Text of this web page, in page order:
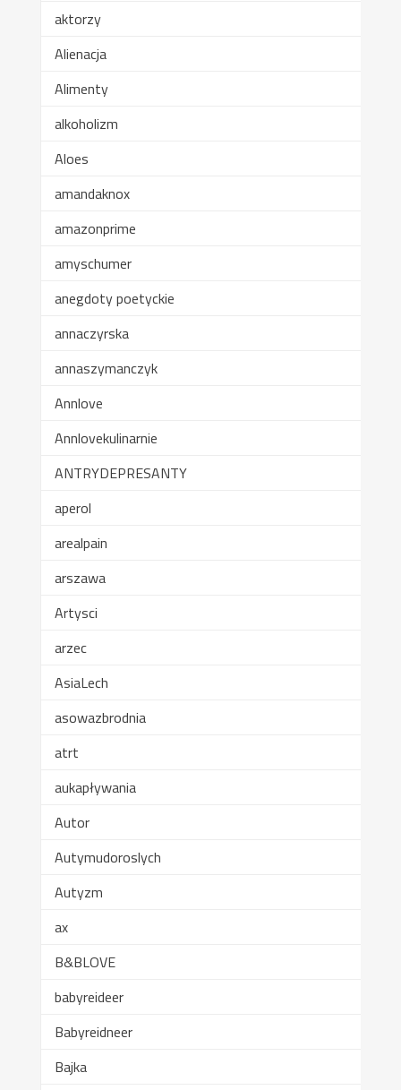
aktorzy
Alienacja
Alimenty
alkoholizm
Aloes
amandaknox
amazonprime
amyschumer
anegdoty poetyckie
annaczyrska
annaszymanczyk
Annlove
Annlovekulinarnie
ANTRYDEPRESANTY
aperol
arealpain
arszawa
Artysci
arzec
AsiaLech
asowazbrodnia
atrt
aukapływania
Autor
Autymudoroslych
Autyzm
ax
B&BLOVE
babyreideer
Babyreidneer
Bajka